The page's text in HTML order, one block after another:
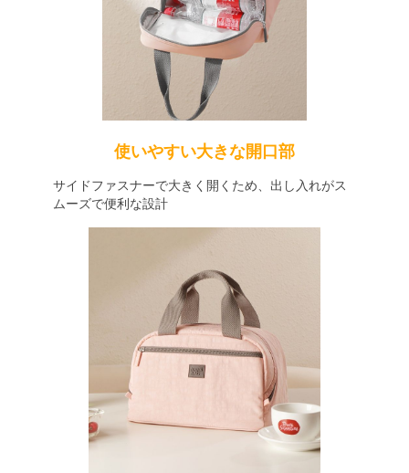
使いやすい大きな開口部
サイドファスナーで大きく開くため、出し入れがス
ムーズで便利な設計